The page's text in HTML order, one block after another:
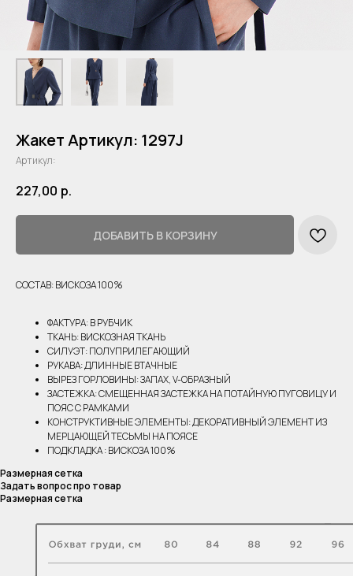
Жакет Артикул: 1297J
Артикул:
227,00 р.
ДОБАВИТЬ В КОРЗИНУ
СОСТАВ: ВИСКОЗА 100%
ФАКТУРА: В РУБЧИК
ТКАНЬ: ВИСКОЗНАЯ ТКАНЬ
СИЛУЭТ: ПОЛУПРИЛЕГАЮЩИЙ
РУКАВА: ДЛИННЫЕ ВТАЧНЫЕ
ВЫРЕЗ ГОРЛОВИНЫ: ЗАПАХ, V-ОБРАЗНЫЙ
ЗАСТЕЖКА: СМЕЩЕННАЯ ЗАСТЕЖКА НА ПОТАЙНУЮ ПУГОВИЦУ И
ПОЯС С РАМКАМИ
КОНСТРУКТИВНЫЕ ЭЛЕМЕНТЫ: ДЕКОРАТИВНЫЙ ЭЛЕМЕНТ ИЗ
МЕРЦАЮЩЕЙ ТЕСЬМЫ НА ПОЯСЕ
ПОДКЛАДКА : ВИСКОЗА 100%
Размерная сетка
Задать вопрос про товар
Размерная сетка